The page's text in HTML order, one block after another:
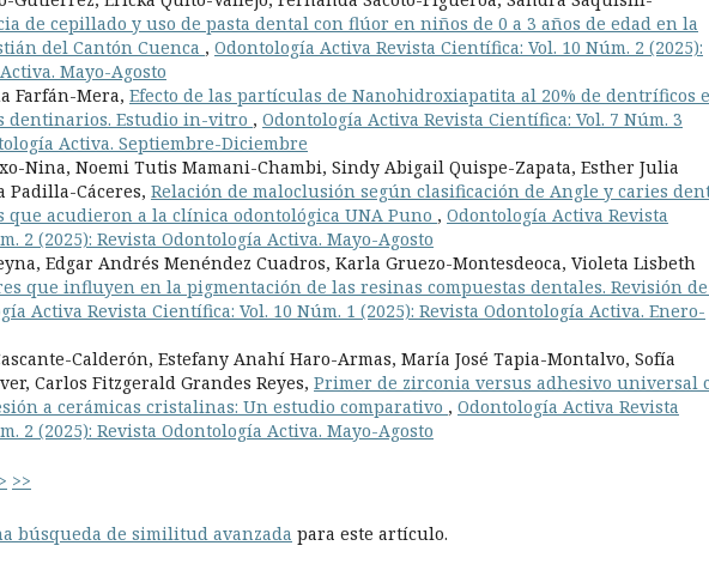
de cepillado y uso de pasta dental con flúor en niños de 0 a 3 años de edad en la
del Cantón Cuenca , Odontología Activa Revista Científica: Vol. 10 Núm. 2 (2025):
Mayo-Agosto
Farfán-Mera, Efecto de las partículas de Nanohidroxiapatita al 20% de dentríficos
dentinarios. Estudio in-vitro , Odontología Activa Revista Científica: Vol. 7 Núm. 3
Activa. Septiembre-Diciembre
Nina, Noemi Tutis Mamani-Chambi, Sindy Abigail Quispe-Zapata, Esther Julia
Padilla-Cáceres, Relación de maloclusión según clasificación de Angle y caries
que acudieron a la clínica odontológica UNA Puno , Odontología Activa Revista
2 (2025): Revista Odontología Activa. Mayo-Agosto
Edgar Andrés Menéndez Cuadros, Karla Gruezo-Montesdeoca, Violeta Lisbeth
que influyen en la pigmentación de las resinas compuestas dentales. Revisión
Activa Revista Científica: Vol. 10 Núm. 1 (2025): Revista Odontología Activa. Enero-
Calderón, Estefany Anahí Haro-Armas, María José Tapia-Montalvo, Sofía
Carlos Fitzgerald Grandes Reyes, Primer de zirconia versus adhesivo universal
a cerámicas cristalinas: Un estudio comparativo , Odontología Activa Revista
2 (2025): Revista Odontología Activa. Mayo-Agosto
> >>
búsqueda de similitud avanzada para este artículo.